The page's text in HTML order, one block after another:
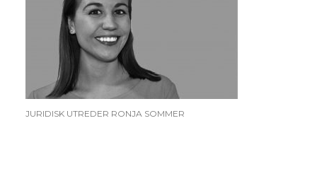
JURIDISK UTREDER RONJA SOMMER